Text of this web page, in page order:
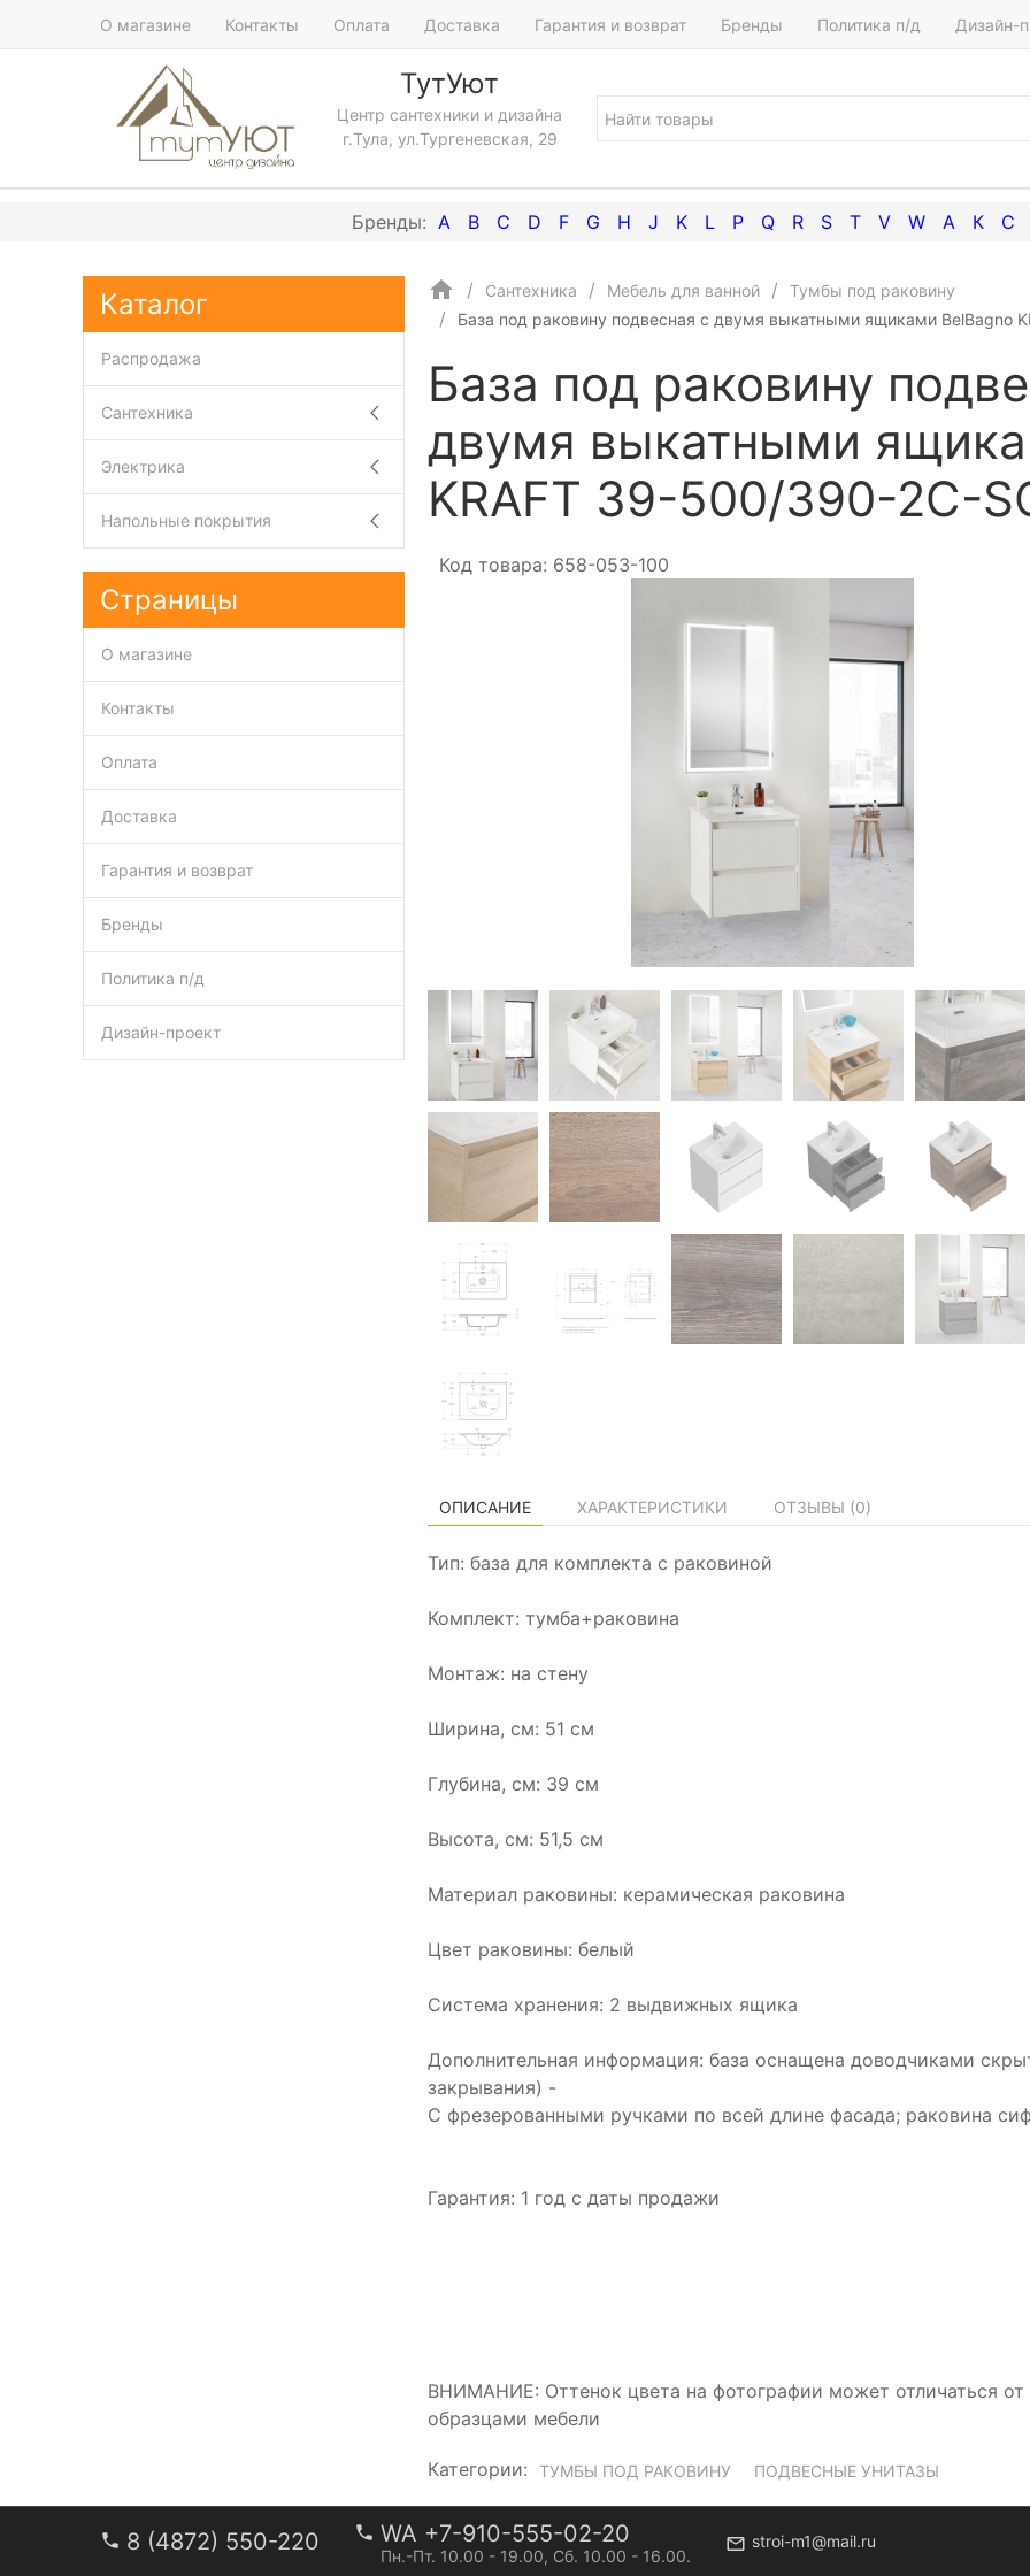
О магазине Контакты Оплата Доставка Гарантия и возврат Бренды Политика п/д Дизайн-
ТутУют
Центр сантехники и дизайна
г.Тула, ул.Тургеневская, 29
A B C D F G H J K L P Q R S T V W А К С
Сантехника Мебель для ванной
Тумбы под раковину
База под раковину подвесная с двумя выкатными ящиками BelBagno
База под раковину
двумя выкатными
KRAFT 39-500/390-2C-
Код товара: 658-053-100
ОПИСАНИЕ ХАРАКТЕРИСТИКИ ОТЗЫВЫ (0)
Тип: база для комплекта с раковиной
Комплект: тумба+раковина
Монтаж: на стену
Ширина, см: 51 см
Глубина, см: 39 см
Высота, см: 51,5 см
Материал раковины: керамическая раковина
Цвет раковины: белый
Система хранения: 2 выдвижных ящика
Дополнительная информация: база оснащена доводчиками
закрывания) -
С фрезерованными ручками по всей длине фасада; раковина
Гарантия: 1 год с даты продажи
ВНИМАНИЕ: Оттенок цвета на фотографии может отличаться от
образцами мебели
Категории: ТУМБЫ ПОД РАКОВИНУ ПОДВЕСНЫЕ УНИТАЗЫ
Каталог
Распродажа
Сантехника
Электрика
Напольные покрытия
Страницы
О магазине
Контакты
Оплата
Доставка
Гарантия и возврат
Бренды
Политика п/д
Дизайн-проект
8 (4872) 550-220 WA +7-910-555-02-20
Пн.-Пт. 10.00 - 19.00, Сб. 10.00 - 16.00.
stroi-m1@mail.ru